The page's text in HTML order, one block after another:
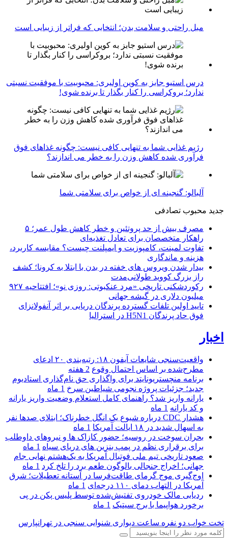
مبل راحتی و سلامت بدن؛ انتخابی که فراتر از زیبایی است
درس استیو جابز به کوین اولیری: محبوبیت با موفقیت نسبتی
ندارد؛ بروکراسی را کنار بگذار تا برنده شوی!
رژیم غذایی شما به تنهایی کافی نیست: چگونه غذاهای فوق
فرآوری شده کاهش وزن را به خطر می اندازند؟
آلبالو: گنجینه ای از خواص برای سلامتی شما
جدید محبوب تصادفی
مصرف بیش از حد پروتئین و خطر کاهش طول عمر؛ ۵
راهکار متخصصان برای تعادل تغذیه‌ای
تفاوت لمینت، کامپوزیت و ایمپلنت چیست؟ مقایسه کاربرد،
هزینه و ماندگاری
بیدار شدن ویروس‌ های خفته در بدن با ابتلا به کرونا؛ کشف
راز بزرگ کووید طولانی‌مدت
رکوردشکنی تاریخی «مرد عنکبوتی: روزی نو»؛ افتتاحیه ۹۲۷
میلیون دلاری در گیشه جهانی
تایید اولین تلفات گسترده پرندگان دریایی بر اثر آنفولانزای
فوق حاد پرندگان H5N1 در استرالیا
اخبار
واقعیت‌سنجی شایعات آیفون ۱۸: رتبه‌بندی ۲۰ ادعای
مطرح‌شده بر اساس احتمال وقوع 2 هفته
برنامه منچستریونایتد برای واگذاری حق نام‌گذاری استادیوم
جدید؛ جزئیات پروژه نجومی شیاطین سرخ 1 ماه
یارانه واریز شد؟ راهنمای کامل استعلام وضعیت واریز یارانه
و کد یارانه 1 ماه
هشدار CDC درباره شیوع یک انگل خطرناک؛ ابتلای صدها نفر
به اسهال شدید در ۱۸ ایالت آمریکا
1 ماه
بحران سوخت در روسیه؛ حضور کازاک‌ ها و نیروهای داوطلب
برای برقراری نظم در پمپ بنزین‌ های دریای سیاه 1 ماه
صعود تاریخی تیم ملی فوتبال آمریکا به یک‌هشتم نهایی جام
جهانی؛ اخراج جنجالی بالوگون طعم برد را تلخ کرد 1 ماه
اوج‌گیری موج گرمای طاقت‌فرسا در آستانه تعطیلات؛ شرق
آمریکا در التهاب دمای ۱۱۰ درجه‌ای
1 ماه
ردیابی مالک خودروی تفتیش‌شده توسط پلیس پکن در پی
برخورد هواپیما با برج سیتیک 1 ماه
تخت خواب دو نفره ساعت دیواری شنوایی سنجی در تهرانپارس